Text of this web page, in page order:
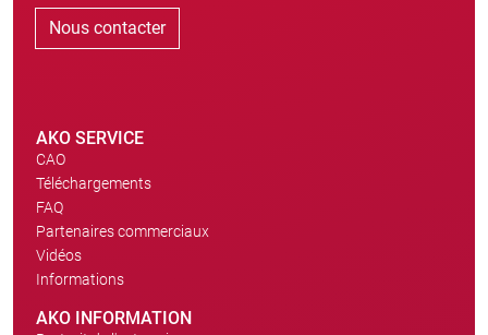
Nous contacter
AKO SERVICE
CAO
Téléchargements
FAQ
Partenaires commerciaux
Vidéos
Informations
AKO INFORMATION